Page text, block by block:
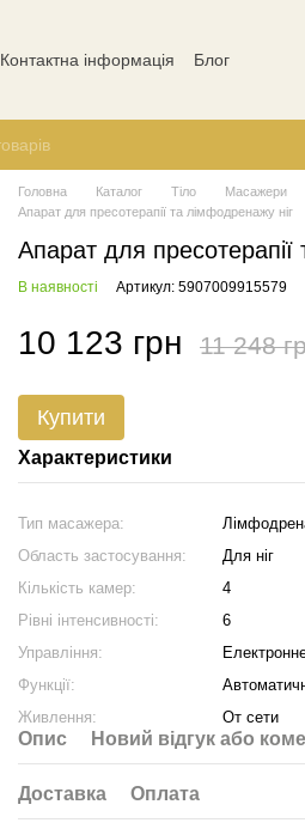
Контактна інформація
Блог
Головна Каталог Тіло Масажери
Апарат для пресотерапії та лімфодренажу ніг
Апарат для пресотерапії
В наявності Артикул: 5907009915579
10 123 грн 11 248
Купити
Характеристики
Тип масажера:
Область застосування:
Для ніг
Кількість камер:
4
Рівні інтенсивності:
6
Управління:
Функції:
Живлення:
От сети
Опис Новий відгук або
Доставка Оплата